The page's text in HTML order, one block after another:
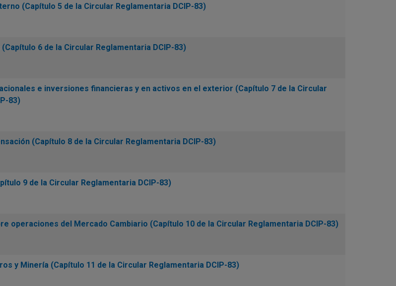
(Capítulo 5 de la Circular Reglamentaria DCIP-83)
6 de la Circular Reglamentaria DCIP-83)
e inversiones financieras y en activos en el exterior (Capítulo 7 de la Circular
83)
(Capítulo 8 de la Circular Reglamentaria DCIP-83)
9 de la Circular Reglamentaria DCIP-83)
operaciones del Mercado Cambiario (Capítulo 10 de la Circular Reglamentaria DCIP-83)
y Minería (Capítulo 11 de la Circular Reglamentaria DCIP-83)